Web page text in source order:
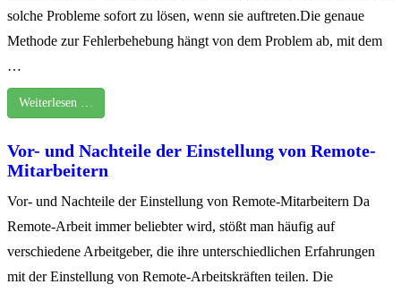
solche Probleme sofort zu lösen, wenn sie auftreten.Die genaue
Methode zur Fehlerbehebung hängt von dem Problem ab, mit dem
…
Weiterlesen …
Vor- und Nachteile der Einstellung von Remote-
Mitarbeitern
Vor- und Nachteile der Einstellung von Remote-Mitarbeitern Da
Remote-Arbeit immer beliebter wird, stößt man häufig auf
verschiedene Arbeitgeber, die ihre unterschiedlichen Erfahrungen
mit der Einstellung von Remote-Arbeitskräften teilen. Die